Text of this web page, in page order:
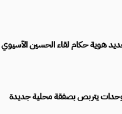
هوية حكام لقاء الحسين الآسيوي
يتربص بصفقة محلية جديدة